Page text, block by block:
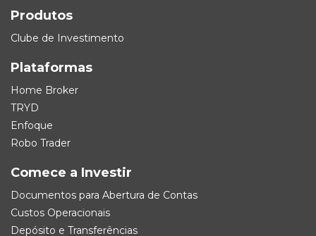
Produtos
Clube de Investimento
Plataformas
Home Broker
TRYD
Enfoque
Robo Trader
Comece a Investir
Documentos para Abertura de Contas
Custos Operacionais
Depósito e Transferências